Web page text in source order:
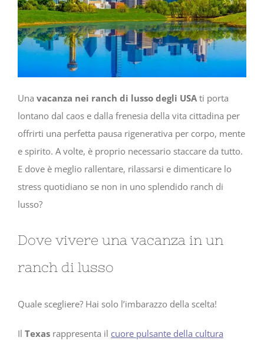
Una vacanza nei ranch di lusso degli USA ti porta
lontano dal caos e dalla frenesia della vita cittadina per
offrirti una perfetta pausa rigenerativa per corpo, mente
e spirito. A volte, è proprio necessario staccare da tutto.
E dove è meglio rallentare, rilassarsi e dimenticare lo
stress quotidiano se non in uno splendido ranch di
lusso?
Dove vivere una vacanza in un
ranch di lusso
Quale scegliere? Hai solo l’imbarazzo della scelta!
Il Texas rappresenta il cuore pulsante della cultura